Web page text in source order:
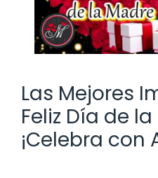
Las Mejores
Feliz Día de
¡Celebra con